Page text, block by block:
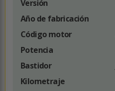
Versión
Año de fabricación
Código motor
Potencia
Bastidor
Kilometraje